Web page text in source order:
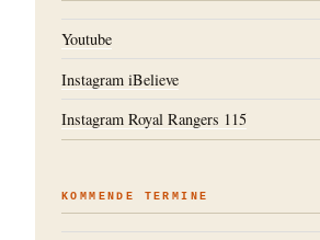
Youtube
Instagram iBelieve
Instagram Royal Rangers 115
KOMMENDE TERMINE